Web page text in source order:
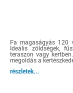
Fa magaságyás 120
Ideális zöldségek,
teraszon vagy
megoldás a
részletek...